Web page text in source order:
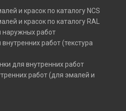
и красок по каталогу NCS
и красок по каталогу RAL
наружных работ
работ (текстура
для внутренних работ
работ (для эмалей и